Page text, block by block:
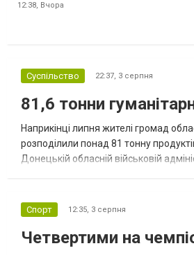
12:38, Вчора
Суспільство 22:37, 3 серпня
81,6 тонни
Наприкінці липня жителі громад
розподілили понад 81 тонну
Донецькій обласній військовій
Спорт 12:35, 3 серпня
Четвертими на